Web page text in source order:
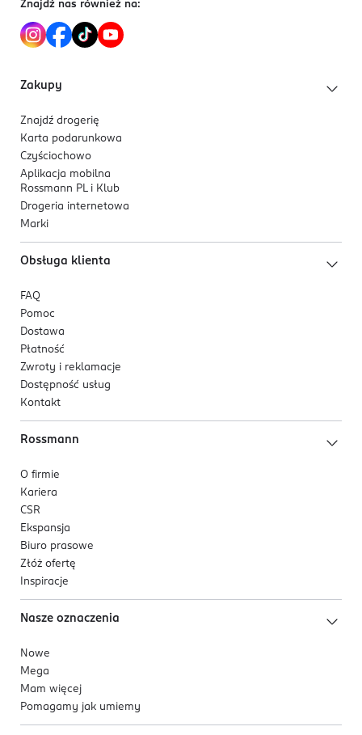
Znajdź nas również na:
Zakupy
Znajdź drogerię
Karta podarunkowa
Czyściochowo
Aplikacja mobilna
Rossmann PL i Klub
Drogeria internetowa
Marki
Obsługa klienta
FAQ
Pomoc
Dostawa
Płatność
Zwroty i reklamacje
Dostępność usług
Kontakt
Rossmann
O firmie
Kariera
CSR
Ekspansja
Biuro prasowe
Złóż ofertę
Inspiracje
Nasze oznaczenia
Nowe
Mega
Mam więcej
Pomagamy jak umiemy